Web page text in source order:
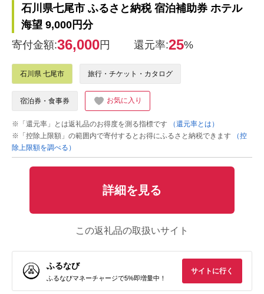
石川県七尾市 ふるさと納税 宿泊補助券 ホテル
海望 9,000円分
寄付金額:36,000円 還元率:25%
石川県 七尾市 旅行・チケット・カタログ
宿泊券・食事券 お気に入り
※「還元率」とは返礼品のお得度を測る指標です
（還元率とは）
※「控除上限額」の範囲内で寄付するとお得にふるさと納税できます
（控
除上限額を調べる）
詳細を見る
この返礼品の取扱いサイト
ふるなび
ふるなびマネーチャージで5%即増量中！
サイトに行く